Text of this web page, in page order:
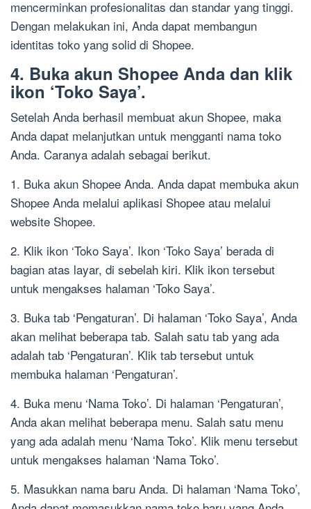
mencerminkan profesionalitas dan standar yang tinggi.
Dengan melakukan ini, Anda dapat membangun
identitas toko yang solid di Shopee.
4. Buka akun Shopee Anda dan klik
ikon ‘Toko Saya’.
Setelah Anda berhasil membuat akun Shopee, maka
Anda dapat melanjutkan untuk mengganti nama toko
Anda. Caranya adalah sebagai berikut.
1. Buka akun Shopee Anda. Anda dapat membuka akun
Shopee Anda melalui aplikasi Shopee atau melalui
website Shopee.
2. Klik ikon ‘Toko Saya’. Ikon ‘Toko Saya’ berada di
bagian atas layar, di sebelah kiri. Klik ikon tersebut
untuk mengakses halaman ‘Toko Saya’.
3. Buka tab ‘Pengaturan’. Di halaman ‘Toko Saya’, Anda
akan melihat beberapa tab. Salah satu tab yang ada
adalah tab ‘Pengaturan’. Klik tab tersebut untuk
membuka halaman ‘Pengaturan’.
4. Buka menu ‘Nama Toko’. Di halaman ‘Pengaturan’,
Anda akan melihat beberapa menu. Salah satu menu
yang ada adalah menu ‘Nama Toko’. Klik menu tersebut
untuk mengakses halaman ‘Nama Toko’.
5. Masukkan nama baru Anda. Di halaman ‘Nama Toko’,